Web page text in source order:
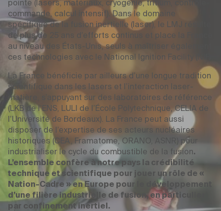
pointe (lasers, matériaux, cryogénie, tritium, contrôle-
commande, calcul intensif). Dans le domaine
spécifique de la fusion inertielle (laser), le LMJ résulte
de plus de 25 ans d’efforts continus et place la France
au niveau des États-Unis, seuls à maîtriser également
ces technologies avec le National Ignition Facility (NIF).
La France bénéficie par ailleurs d’une longue tradition
scientifique dans les lasers et l’interaction laser-
matière, s’appuyant sur des laboratoires de référence
(LKB de l’ENS, LULI de l’École Polytechnique, CELIA de
l’Université de Bordeaux). La France peut aussi
disposer de l’expertise de ses acteurs nucléaires
historiques (CEA, Framatome, ORANO, ASNR) pour
industrialiser le cycle du combustible de la fusion.
L’ensemble confère à notre pays la crédibilité
technique et scientifique pour jouer un rôle de «
Nation-Cadre » en Europe pour le développement
d’une filière industrielle de fusion, en particulier
par confinement inertiel.